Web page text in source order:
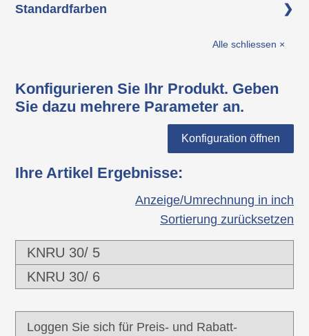
Standardfarben
Alle schliessen ×
Konfigurieren Sie Ihr Produkt. Geben
Sie dazu mehrere Parameter an.
Konfiguration öffnen
Ihre Artikel Ergebnisse:
Anzeige/Umrechnung in inch
Sortierung zurücksetzen
KNRU 30/ 5
KNRU 30/ 6
Loggen Sie sich für Preis- und Rabatt-